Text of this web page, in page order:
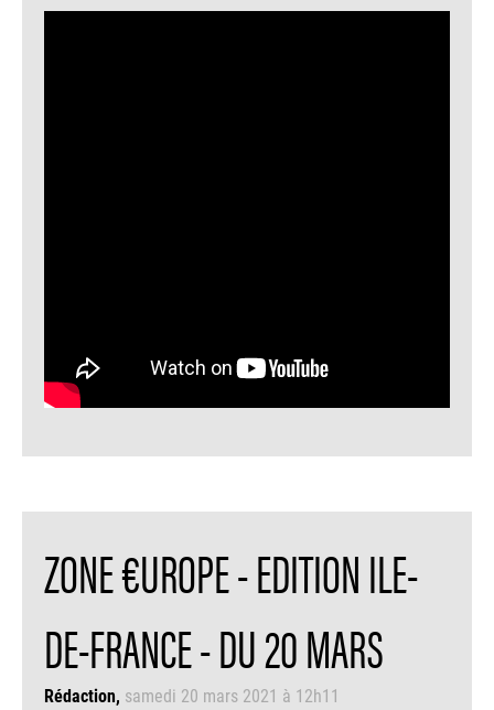
ZONE €UROPE - EDITION ILE-
DE-FRANCE - DU 20 MARS
Rédaction samedi 20 mars 2021 à 12h11